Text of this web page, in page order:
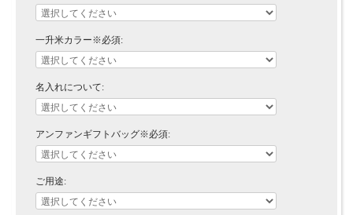
一升米カラー※必須:
名入れについて:
アンファンギフトバッグ※必須:
ご用途: